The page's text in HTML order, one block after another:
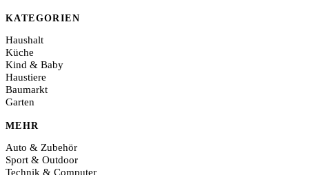
KATEGORIEN
Haushalt
Küche
Kind & Baby
Haustiere
Baumarkt
Garten
MEHR
Auto & Zubehör
Sport & Outdoor
Technik & Computer